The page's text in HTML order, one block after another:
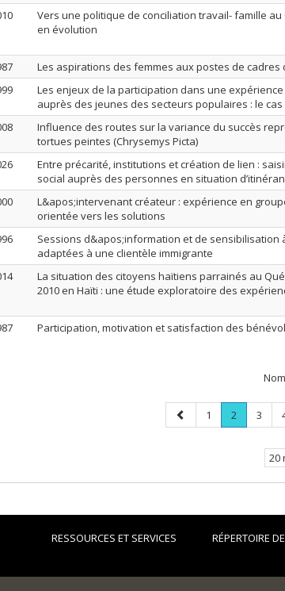
Vers une politique de conciliation travail- famille
en évolution
Les aspirations des femmes aux postes de cadres
Les enjeux de la participation dans une
auprès des jeunes des secteurs populaires : le
Influence des routes sur la variance du succès
tortues peintes (Chrysemys Picta)
Entre précarité, institutions et création de lien :
social auprès des personnes en situation
L&apos;intervenant créateur : expérience en
orientée vers les solutions
Sessions d&apos;information et de sensibilisation
adaptées à une clientèle immigrante
La situation des citoyens haïtiens parrainés au
2010 en Haïti : une étude exploratoire des
Participation, motivation et satisfaction des
Page
précédente
Page
1 Page
2.
Page
Page
3
20
RESSOURCES ET SERVICES RÉPERTOIRE